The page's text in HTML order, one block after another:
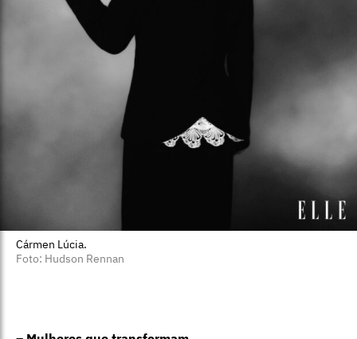
Cármen Lúcia.
Foto: Hudson Rennan